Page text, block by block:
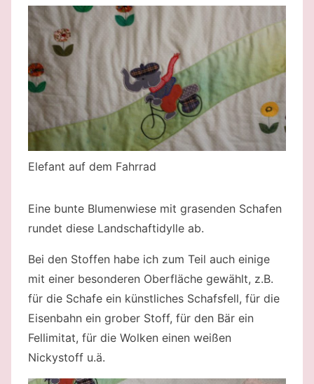
Elefant auf dem Fahrrad
Eine bunte Blumenwiese mit grasenden Schafen
rundet diese Landschaftidylle ab.
Bei den Stoffen habe ich zum Teil auch einige
mit einer besonderen Oberfläche gewählt, z.B.
für die Schafe ein künstliches Schafsfell, für die
Eisenbahn ein grober Stoff, für den Bär ein
Fellimitat, für die Wolken einen weißen
Nickystoff u.ä.